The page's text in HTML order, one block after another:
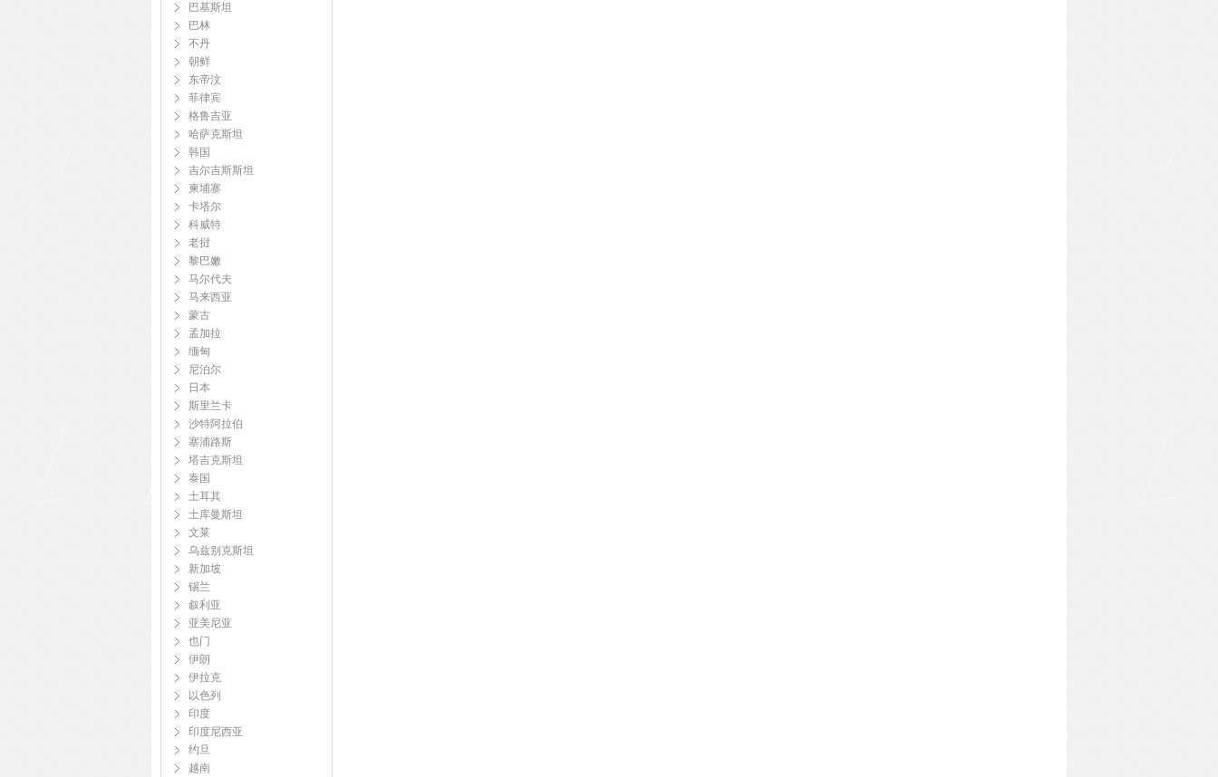
巴基斯坦
巴林
不丹
朝鲜
东帝汶
菲律宾
格鲁吉亚
哈萨克斯坦
韩国
吉尔吉斯斯坦
柬埔寨
卡塔尔
科威特
老挝
黎巴嫩
马尔代夫
马来西亚
蒙古
孟加拉
缅甸
尼泊尔
日本
斯里兰卡
沙特阿拉伯
塞浦路斯
塔吉克斯坦
泰国
土耳其
土库曼斯坦
文莱
乌兹别克斯坦
新加坡
锡兰
叙利亚
亚美尼亚
也门
伊朗
伊拉克
以色列
印度
印度尼西亚
约旦
越南